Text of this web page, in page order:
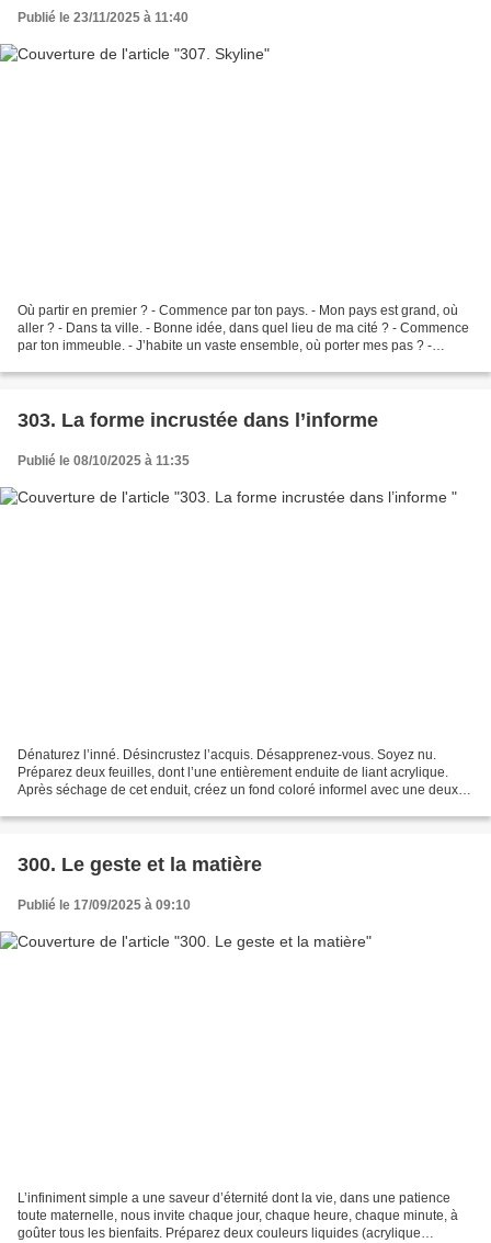
Publié le 23/11/2025 à 11:40
Où partir en premier ? - Commence par ton pays. - Mon pays est grand, où
aller ? - Dans ta ville. - Bonne idée, dans quel lieu de ma cité ? - Commence
par ton immeuble. - J’habite un vaste ensemble, où porter mes pas ? -
303. La forme incrustée dans l’informe
Publié le 08/10/2025 à 11:35
Dénaturez l’inné. Désincrustez l’acquis. Désapprenez-vous. Soyez nu.
Préparez deux feuilles, dont l’une entièrement enduite de liant acrylique.
Après séchage de cet enduit, créez un fond coloré informel avec une deux
300. Le geste et la matière
Publié le 17/09/2025 à 09:10
L’infiniment simple a une saveur d’éternité dont la vie, dans une patience
toute maternelle, nous invite chaque jour, chaque heure, chaque minute, à
goûter tous les bienfaits. Préparez deux couleurs liquides (acrylique